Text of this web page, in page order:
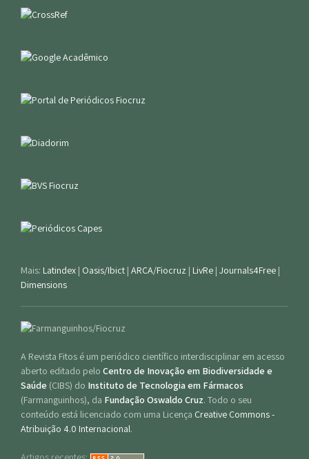
Mais: Latindex | Oasis/Ibict | ARCA/Fiocruz | LivRe | Journals4Free |
Dimensions
A Revista Fitos é um periódico científico interdisciplinar em acesso
aberto editado pelo Centro de Inovação em Biodiversidade e
Saúde (CIBS) do Instituto de Tecnologia em Fármacos
(Farmanguinhos), da Fundação Oswaldo Cruz. Todo o seu
conteúdo está licenciado com uma Licença Creative Commons -
Atribuição 4.0 Internacional.